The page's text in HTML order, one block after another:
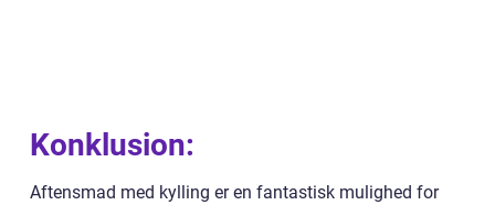
Konklusion:
Aftensmad med kylling er en fantastisk mulighed for